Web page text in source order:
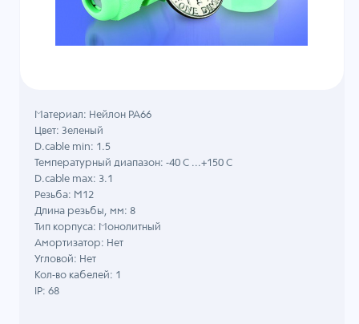
Материал: Нейлон PA66
Цвет: Зеленый
D.cable min: 1.5
Температурный диапазон: -40 C ...+150 C
D.cable max: 3.1
Резьба: M12
Длина резьбы, мм: 8
Тип корпуса: Монолитный
Амортизатор: Нет
Угловой: Нет
Кол-во кабелей: 1
IP: 68